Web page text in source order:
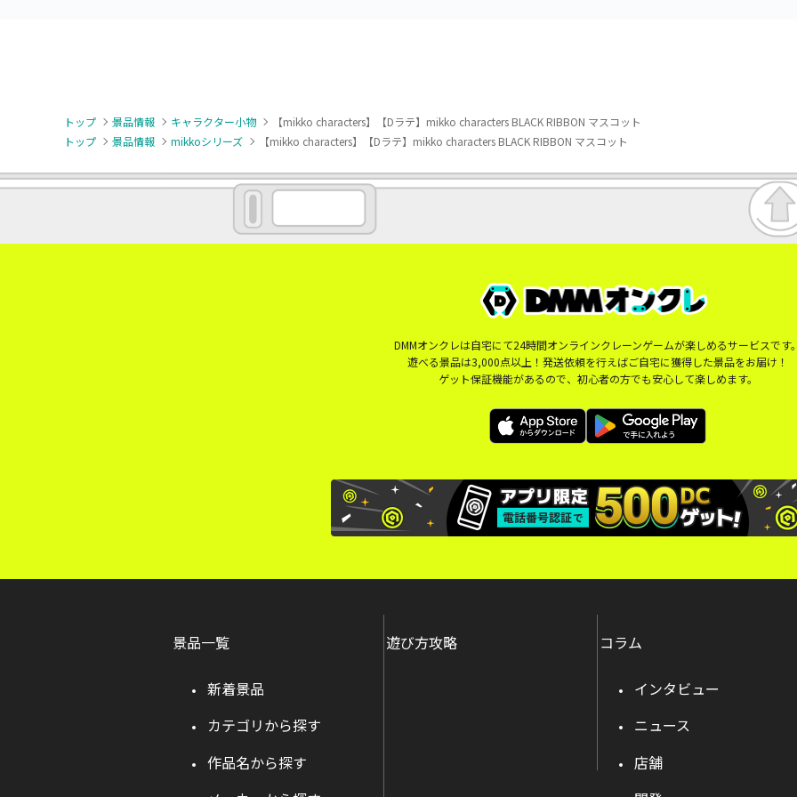
トップ 景品情報 キャラクター小物
【mikko characters】【Dラテ】mikko characters BLACK RIBBON マスコット
トップ
景品情報 mikkoシリーズ 【mikko characters】【Dラテ】mikko characters BLACK RIBBON マスコット
DMMオンクレは自宅にて24時間オンラインクレーンゲームが楽しめるサービスです
遊べる景品は3,000点以上！発送依頼を行えばご自宅に獲得した景品をお届け！
ゲット保証機能があるので、初心者の方でも安心して楽しめます。
景品一覧
新着景品
カテゴリから探す
作品名から探す
遊び方攻略 コラム
インタビュー
ニュース
店舗